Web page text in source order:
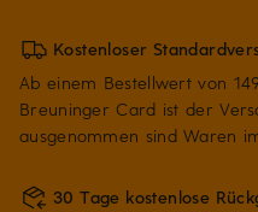
Kostenloser
Ab einem Bestellwert von
Breuninger Card ist der
ausgenommen sind Waren
30 Tage kostenlose